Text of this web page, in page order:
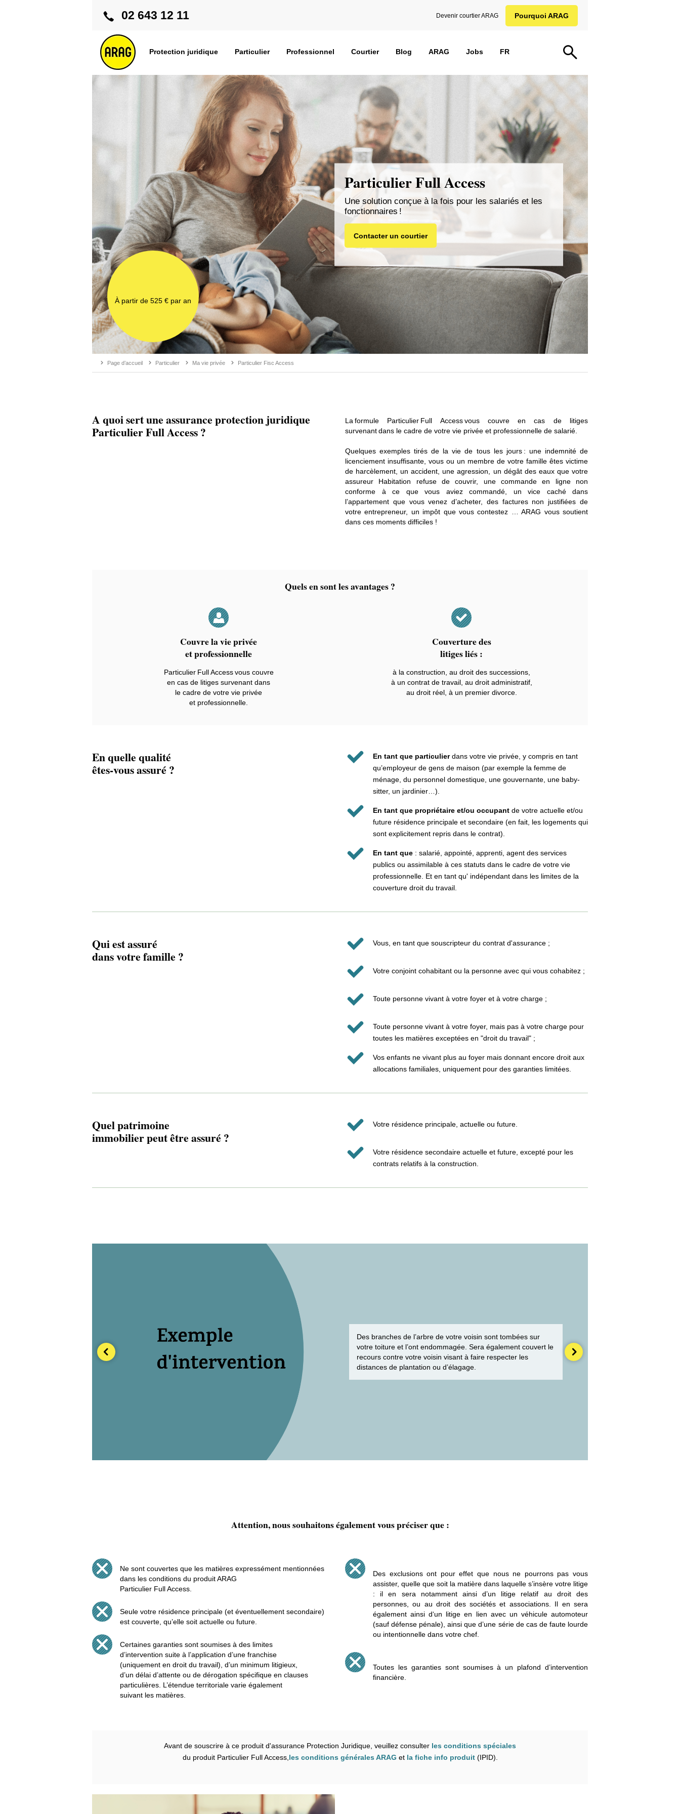
02 643 12 11 Devenir courtier ARAG Pourquoi ARAG
Protection juridique Particulier Professionnel Courtier Blog ARAG Jobs FR
À partir de 525 € par an
Page d’accueil Particulier Ma vie privée Particulier Fisc Access
Particulier Full Access
Une solution conçue à la fois pour les salariés et les
fonctionnaires !
Contacter un courtier
A quoi sert une assurance protection juridique
Particulier Full Access ?
La formule Particulier Full Access vous couvre en cas de litiges
survenant dans le cadre de votre vie privée et professionnelle de salarié.
Quelques exemples tirés de la vie de tous les jours : une indemnité de
licenciement insuffisante, vous ou un membre de votre famille êtes victime
de harcèlement, un accident, une agression, un dégât des eaux que votre
assureur Habitation refuse de couvrir, une commande en ligne non
conforme à ce que vous aviez commandé, un vice caché dans
l’appartement que vous venez d’acheter, des factures non justifiées de
votre entrepreneur, un impôt que vous contestez … ARAG vous soutient
dans ces moments difficiles !
Quels en sont les avantages ?
Couvre la vie privée
et professionnelle
Particulier Full Access vous couvre
en cas de litiges survenant dans
le cadre de votre vie privée
et professionnelle.
Couverture des
litiges liés :
à la construction, au droit des successions,
à un contrat de travail, au droit administratif,
au droit réel, à un premier divorce.
En quelle qualité
êtes-vous assuré ?
En tant que particulierdans votre vie privée, y compris en tant
qu’employeur de gens de maison (par exemple la femme de
ménage, du personnel domestique, une gouvernante, une baby-
sitter, un jardinier…).
En tant que propriétaire et/ou occupant de votre actuelle et/ou
future résidence principale et secondaire (en fait, les logements qui
sont explicitement repris dans le contrat).
En tant que : salarié, appointé, apprenti, agent des services
publics ou assimilable à ces statuts dans le cadre de votre vie
professionnelle. Et en tant qu' indépendant dans les limites de la
couverture droit du travail.
Qui est assuré
dans votre famille ?
Vous, en tant que souscripteur du contrat d'assurance ;
Votre conjoint cohabitant ou la personne avec qui vous cohabitez ;
Toute personne vivant à votre foyer et à votre charge ;
Toute personne vivant à votre foyer, mais pas à votre charge pour
toutes les matières exceptées en "droit du travail" ;
Vos enfants ne vivant plus au foyer mais donnant encore droit aux
allocations familiales, uniquement pour des garanties limitées.
Quel patrimoine
immobilier peut être assuré ?
Votre résidence principale, actuelle ou future.
Votre résidence secondaire actuelle et future, excepté pour les
contrats relatifs à la construction.
Des branches de l’arbre de votre voisin sont tombées sur
votre toiture et l’ont endommagée. Sera également couvert le
recours contre votre voisin visant à faire respecter les
distances de plantation ou d’élagage.
Attention, nous souhaitons également vous préciser que :
Ne sont couvertes que les matières expressément mentionnées
dans les conditions du produit ARAG
Particulier Full Access.
Seule votre résidence principale (et éventuellement secondaire)
est couverte, qu’elle soit actuelle ou future.
Certaines garanties sont soumises à des limites
d’intervention suite à l’application d’une franchise
(uniquement en droit du travail), d’un minimum litigieux,
d’un délai d’attente ou de dérogation spécifique en clauses
particulières. L’étendue territoriale varie également
suivant les matières.
Des exclusions ont pour effet que nous ne pourrons pas vous
assister, quelle que soit la matière dans laquelle s’insère votre litige
: il en sera notamment ainsi d’un litige relatif au droit des
personnes, ou au droit des sociétés et associations. Il en sera
également ainsi d‘un litige en lien avec un véhicule automoteur
(sauf défense pénale), ainsi que d’une série de cas de faute lourde
ou intentionnelle dans votre chef.
Toutes les garanties sont soumises à un plafond d’intervention
financière.
Avant de souscrire à ce produit d'assurance Protection Juridique, veuillez consulter les conditions spéciales
du produit Particulier Full Access, les conditions générales ARAG et la fiche info produit(IPID).